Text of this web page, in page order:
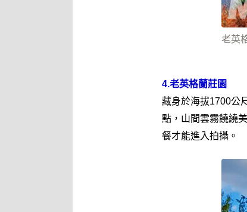
老英
4.老英格蘭莊園
藏身於海拔1700公
點，山間雲霧饒繞
餐才能進入拍攝。